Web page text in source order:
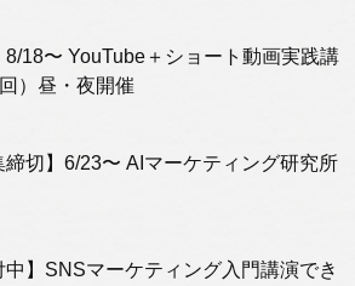
8/18〜 YouTube＋ショート動画実践講
）昼・夜開催
締切】6/23〜 AIマーケティング研究所
中】SNSマーケティング入門講演でき